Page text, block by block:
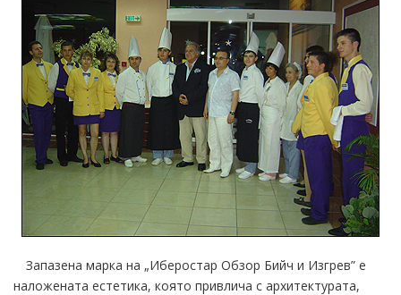
Запазена марка на „Иберостар Обзор Бийч и Изгрев” е
наложената естетика, която привлича с архитектурата,